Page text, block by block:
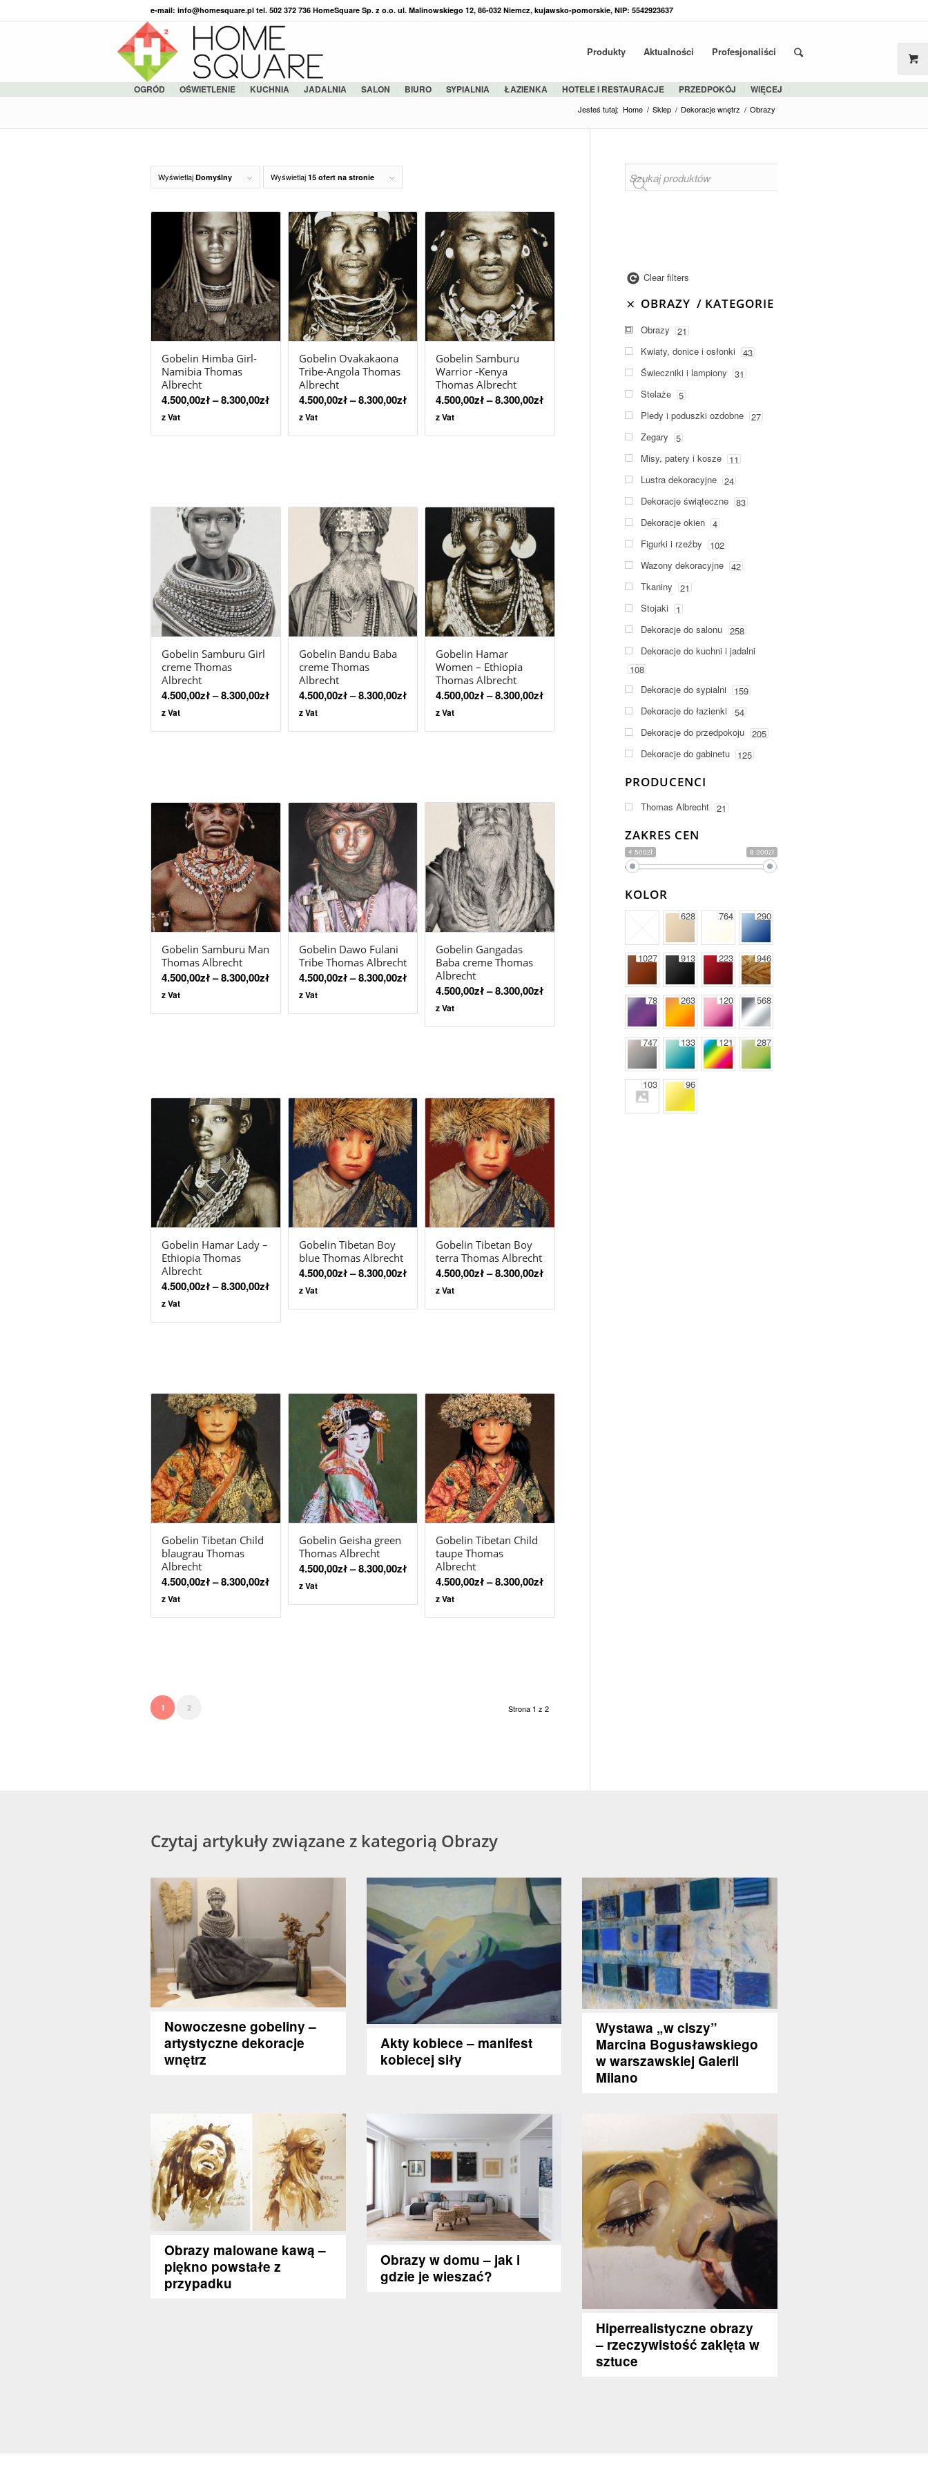
e-mail: info@homesquare.pl tel. 502 372 736 HomeSquare Sp. z o.o. ul. Malinowskiego 12, 86-032 Niemcz, kujawsko-pomorskie, NIP: 5542923637
Produkty Aktualności Profesjonaliści
OGRÓD OŚWIETLENIE KUCHNIA JADALNIA SALON BIURO SYPIALNIA ŁAZIENKA HOTELE I RESTAURACJE PRZEDPOKÓJ WIĘCEJ
Jesteś tutaj: Home / Sklep / Dekoracje wnętrz / Obrazy
Wyświetlaj Domyślny Wyświetlaj 15 ofert na stronie
Gobelin Himba Girl-
Namibia Thomas
Albrecht
4.500,00zł–8.300,00zł
z Vat
Gobelin Ovakakaona
Tribe-Angola Thomas
Albrecht
4.500,00zł–8.300,00zł
z Vat
Gobelin Samburu
Warrior -Kenya
Thomas Albrecht
4.500,00zł–8.300,00zł
z Vat
Gobelin Samburu Girl
creme Thomas
Albrecht
4.500,00zł–8.300,00zł
z Vat
Gobelin Bandu Baba
creme Thomas
Albrecht
4.500,00zł–8.300,00zł
z Vat
Gobelin Hamar
Women – Ethiopia
Thomas Albrecht
4.500,00zł–8.300,00zł
z Vat
Gobelin Samburu Man
Thomas Albrecht
4.500,00zł–8.300,00zł
z Vat
Gobelin Dawo Fulani
Tribe Thomas Albrecht
4.500,00zł–8.300,00zł
z Vat
Gobelin Gangadas
Baba creme Thomas
Albrecht
4.500,00zł–8.300,00zł
z Vat
Gobelin Hamar Lady –
Ethiopia Thomas
Albrecht
4.500,00zł–8.300,00zł
z Vat
Gobelin Tibetan Boy
blue Thomas Albrecht
4.500,00zł–8.300,00zł
z Vat
Gobelin Tibetan Boy
terra Thomas Albrecht
4.500,00zł–8.300,00zł
z Vat
Gobelin Tibetan Child
blaugrau Thomas
Albrecht
4.500,00zł–8.300,00zł
z Vat
Gobelin Geisha green
Thomas Albrecht
4.500,00zł–8.300,00zł
z Vat
Gobelin Tibetan Child
taupe Thomas
Albrecht
4.500,00zł–8.300,00zł
z Vat
Strona 1 z 2
1 2
Clear filters
OBRAZY KATEGORIE
Obrazy
21
Kwiaty, donice i osłonki
43
Świeczniki i lampiony
31
Stelaże 5
Pledy i poduszki ozdobne 27
Zegary
5
Misy, patery i kosze 11
Lustra dekoracyjne 24
Dekoracje świąteczne 83
Dekoracje okien 4
Figurki i rzeźby
102
Wazony dekoracyjne 42
Tkaniny
21
Stojaki
1
Dekoracje do salonu 258
Dekoracje do kuchni i jadalni
108
Dekoracje do sypialni
159
Dekoracje do łazienki
54
Dekoracje do przedpokoju 205
Dekoracje do gabinetu 125
PRODUCENCI
Thomas Albrecht 21
ZAKRES CEN
4 500zł 8 300zł
KOLOR
628 764 290
1027 913 223 946
78 263 120 568
747 133 121 287
103 96
Czytaj artykuły związane z kategorią Obrazy
Nowoczesne gobeliny –
artystyczne dekoracje
wnętrz
Akty kobiece – manifest
kobiecej siły
Wystawa „w ciszy”
Marcina Bogusławskiego
w warszawskiej Galerii
Milano
Obrazy malowane kawą –
piękno powstałe z
przypadku
Obrazy w domu – jak i
gdzie je wieszać?
Hiperrealistyczne obrazy
– rzeczywistość zaklęta w
sztuce